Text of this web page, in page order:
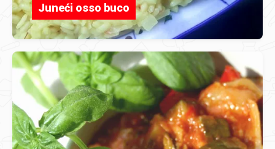
Juneći osso buco